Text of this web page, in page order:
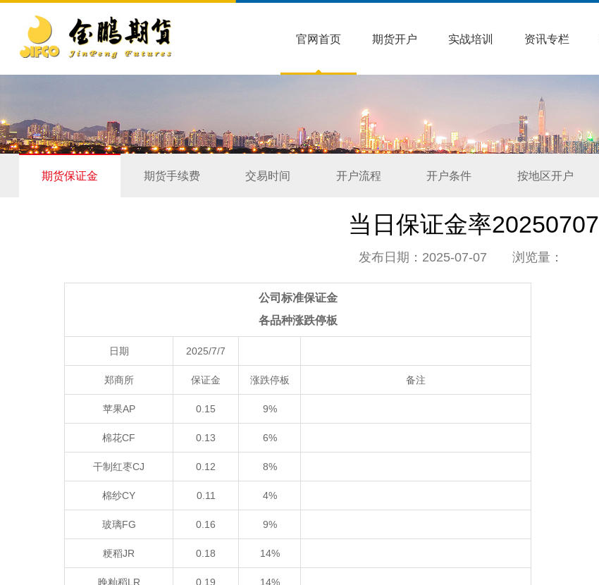
官网首页 期货开户 实战培训 资讯专栏
期货保证金 期货手续费 交易时间 开户流程 开户条件 按地区开户
当日保证金率20250707
发布日期：2025-07-07 浏览量：
公司标准保证金
各品种涨跌停板
日期 2025/7/7
郑商所 保证金 涨跌停板 备注
苹果AP 0.15 9%
棉花CF 0.13 6%
干制红枣CJ 0.12 8%
棉纱CY 0.11 4%
玻璃FG 0.16 9%
粳稻JR 0.18 14%
晚籼稻LR 0.19 14%